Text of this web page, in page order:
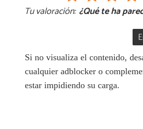
Tu valoración: ¿Qué te ha
Si no visualiza el contenido,
cualquier adblocker o
estar impidiendo su carga.